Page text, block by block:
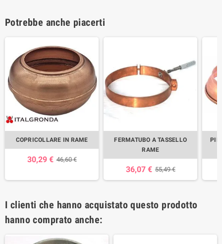
Potrebbe anche piacerti
COPRICOLLARE IN RAME
30,29 € 46,60 €
FERMATUBO A TASSELLO
RAME
36,07 € 55,49 €
I clienti che hanno acquistato questo prodotto
hanno comprato anche: